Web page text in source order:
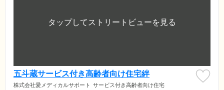
五斗蔵サービス付き高齢者向け住宅絆
株式会社愛メディカルサポート サービス付き高齢者向け住宅